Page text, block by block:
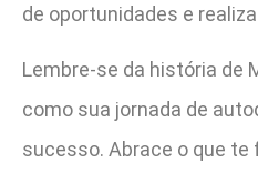
de oportunidades e
Lembre-se da história de
como sua jornada de
sucesso. Abrace o que te